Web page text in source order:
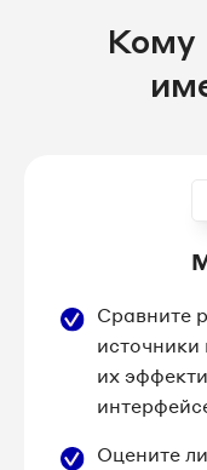
Кому
Сравните
источники
их
Оцените